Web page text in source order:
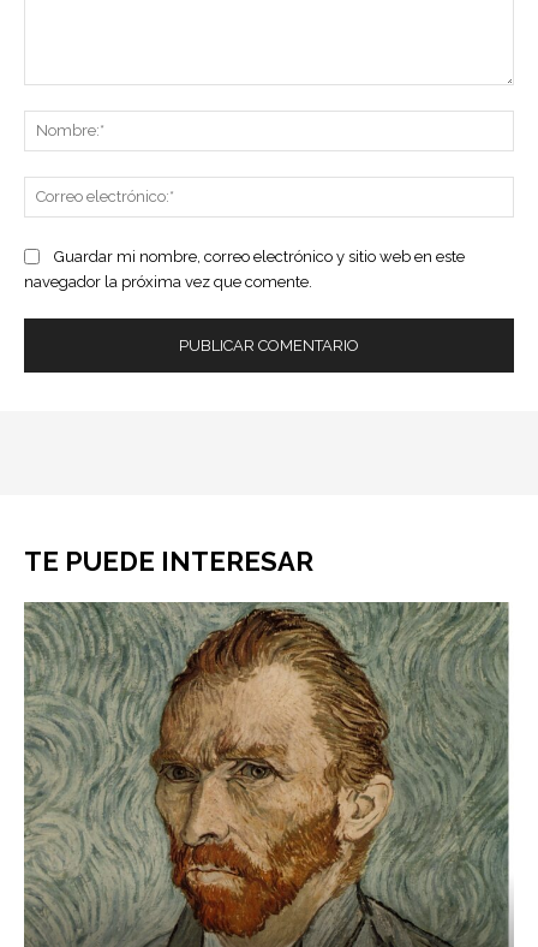
Guardar mi nombre, correo electrónico y sitio web en este
navegador la próxima vez que comente.
TE PUEDE INTERESAR